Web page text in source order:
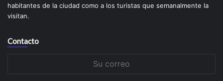
habitantes de la ciudad como a los turistas que semanalmente la
visitan.
Contacto